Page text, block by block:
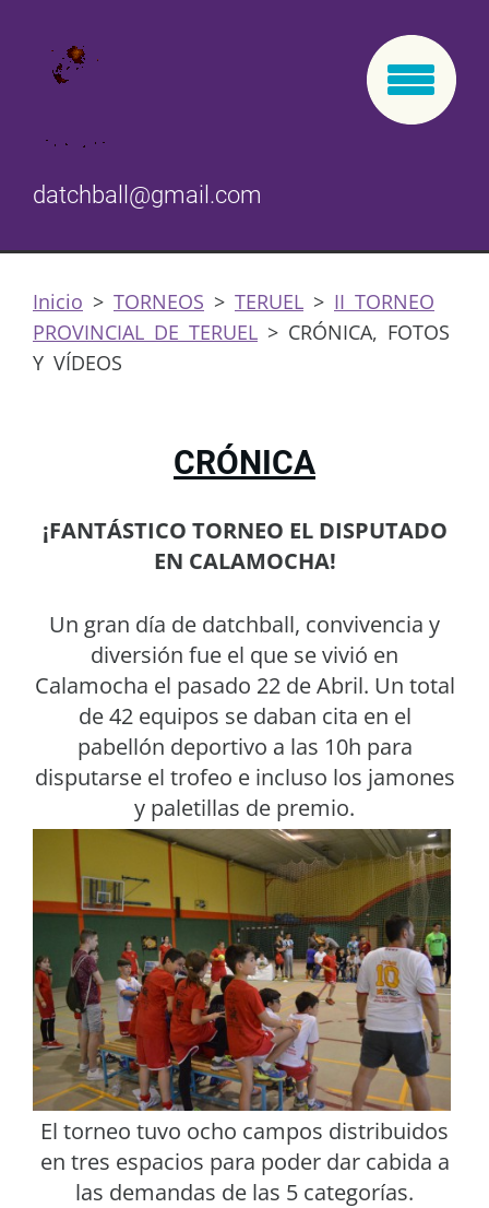
datchball@gmail.com
Inicio > TORNEOS > TERUEL > II TORNEO
PROVINCIAL DE TERUEL > CRÓNICA, FOTOS
Y VÍDEOS
CRÓNICA
¡FANTÁSTICO TORNEO EL DISPUTADO
EN CALAMOCHA!
Un gran día de datchball, convivencia y
diversión fue el que se vivió en
Calamocha el pasado 22 de Abril. Un total
de 42 equipos se daban cita en el
pabellón deportivo a las 10h para
disputarse el trofeo e incluso los jamones
y paletillas de premio.
El torneo tuvo ocho campos distribuidos
en tres espacios para poder dar cabida a
las demandas de las 5 categorías.